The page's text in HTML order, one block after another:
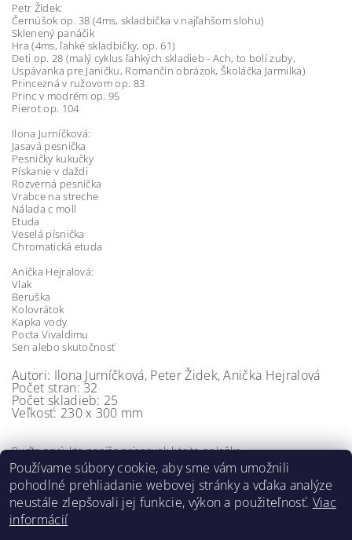
Petr Židek:
Černúšok op. 38 (4ms, skladbička v najľahšom slohu)
Sklenený panáčik
Hra (4ms, ľahké skladbičky, op. 61)
Deti op. 28 (malý cyklus ľahkých skladieb - Ach, to bolí zuby,
Uspávanka pre Janičku, Romančin obrázok, Školáčka Jarmilka)
Princezná v ružovom op. 83
Princ v modrém op. 95
Pierot op. 104
Ilona Jurníčková:
Jasavá pesnička
Pesničky kukučky
Pískanie v daždi
Rozverná pesnička
Vrabce na streche
Nálada c moll
Etuda
Veselá písnička
Chromatická etuda
Anička Hejralová:
Vlak
Beruška
Kolovrátok
Kapka vody
Pocta Vivaldimu
Sen alebo skutočnosť
Autori: Ilona Jurníčková, Peter Židek, Anička Hejralová
Počet stran: 32
Počet skladieb: 25
Veľkosť: 230 x 300 mm
Buďte prvý, kto napíše príspevok k tejto položke.
Pridať komentár
Používame súbory cookie, aby sme vám umožnili
pohodlné prehliadanie webovej stránky a vďaka analýze
neustále zlepšovali jej funkcie, výkon a použiteľnosť. Viac
informácií